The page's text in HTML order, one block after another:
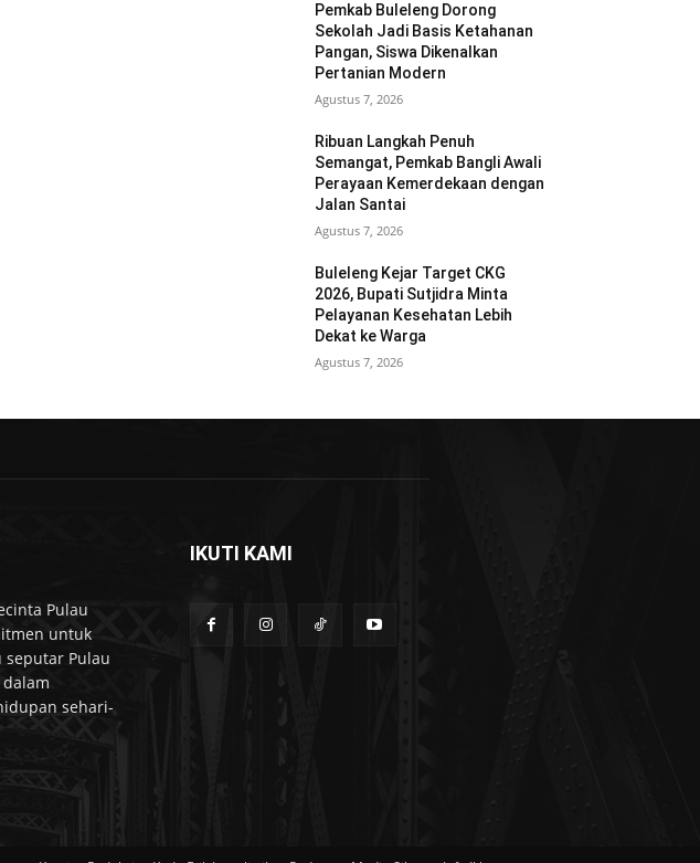
Pemkab Buleleng Dorong
Sekolah Jadi Basis Ketahanan
Pangan, Siswa Dikenalkan
Pertanian Modern
Agustus 7, 2026
Ribuan Langkah Penuh
Semangat, Pemkab Bangli Awali
Perayaan Kemerdekaan dengan
Jalan Santai
Agustus 7, 2026
Buleleng Kejar Target CKG
2026, Bupati Sutjidra Minta
Pelayanan Kesehatan Lebih
Dekat ke Warga
Agustus 7, 2026
Pulau
untuk
Pulau
sehari-
IKUTI KAMI